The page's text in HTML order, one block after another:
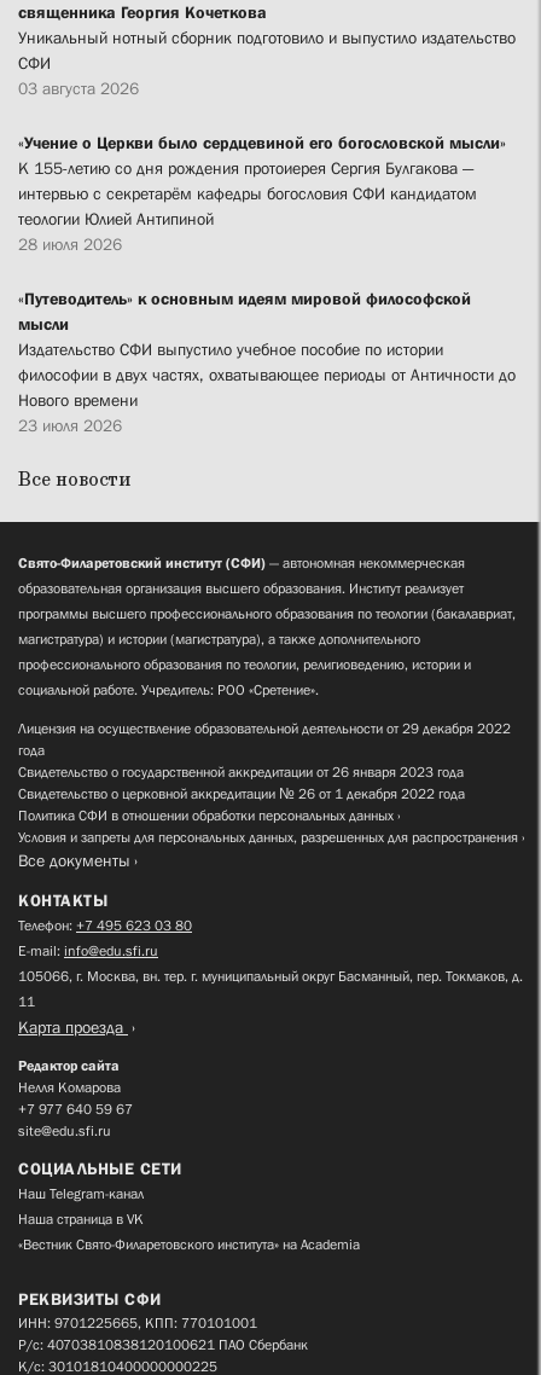
священника Георгия Кочеткова
Уникальный нотный сборник подготовило и выпустило издательство
СФИ
03 августа 2026
«Учение о Церкви было сердцевиной его богословской мысли»
К 155-летию со дня рождения протоиерея Сергия Булгакова —
интервью с секретарём кафедры богословия СФИ кандидатом
теологии Юлией Антипиной
28 июля 2026
«Путеводитель» к основным идеям мировой философской
мысли
Издательство СФИ выпустило учебное пособие по истории
философии в двух частях, охватывающее периоды от Античности до
Нового времени
23 июля 2026
Все новости
Свято-Филаретовский институт (СФИ) — автономная некоммерческая
образовательная организация высшего образования. Институт реализует
программы высшего профессионального образования по теологии (бакалавриат,
магистратура) и истории (магистратура), а также дополнительного
профессионального образования по теологии, религиоведению, истории и
социальной работе. Учредитель: РОО «Сретение».
Лицензия на осуществление образовательной деятельности от 29 декабря 2022
года
Свидетельство о государственной аккредитации от 26 января 2023 года
Свидетельство о церковной аккредитации № 26 от 1 декабря 2022 года
Политика СФИ в отношении обработки персональных данных
Условия и запреты для персональных данных, разрешенных для распространения
Все документы
КОНТАКТЫ
Телефон: +7 495 623 03 80
E-mail: info@edu.sfi.ru
105066, г. Москва, вн. тер. г. муниципальный округ Басманный, пер. Токмаков, д.
11
Карта проезда
Редактор сайта
Нелля Комарова
+7 977 640 59 67
site@edu.sfi.ru
СОЦИАЛЬНЫЕ СЕТИ
Наш Telegram-канал
Наша страница в VK
«Вестник Свято-Филаретовского института» на Academia
РЕКВИЗИТЫ СФИ
ИНН: 9701225665, КПП: 770101001
Р/с: 40703810838120100621 ПАО Сбербанк
К/с: 30101810400000000225